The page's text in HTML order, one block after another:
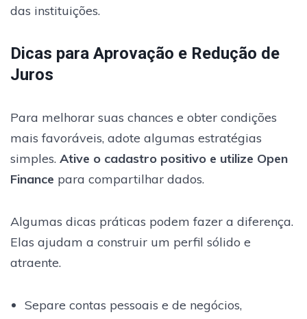
das instituições.
Dicas para Aprovação e Redução de
Juros
Para melhorar suas chances e obter condições
mais favoráveis, adote algumas estratégias
simples. Ative o cadastro positivo e utilize Open
Finance para compartilhar dados.
Algumas dicas práticas podem fazer a diferença.
Elas ajudam a construir um perfil sólido e
atraente.
Separe contas pessoais e de negócios,